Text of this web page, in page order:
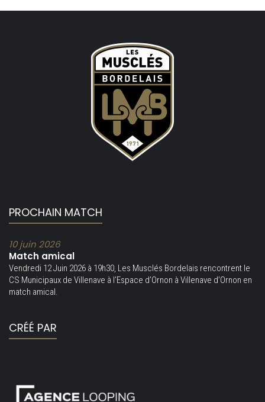
PROCHAIN MATCH
10 juin 2026
Match amical
Vendredi 12 Juin 2026 à 19h30, Les Musclés Bordelais rencontrent le
CS Municipaux de Villenave à l’Espace d’Ornon à Villenave d’Ornon en
match amical.
CRÉÉ PAR